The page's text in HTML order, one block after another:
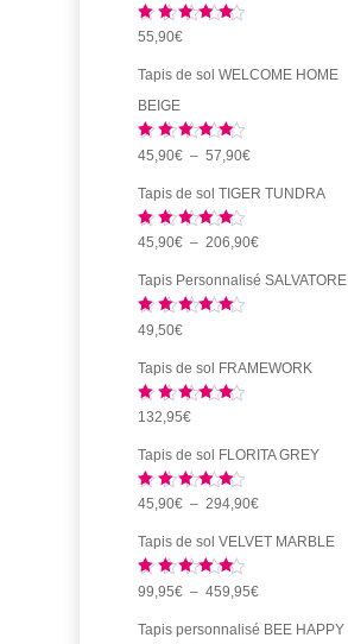
Note
sur 5
55,90€
Tapis de sol WELCOME HOME
BEIGE
Note 5.00
sur 5
45,90€ – 57,90€Plage
de
45,90€
à
Tapis de sol TIGER TUNDRA
Note 5.00
sur 5
45,90€ – 206,90€Plage
de
à
Tapis Personnalisé SALVATORE
Note
sur 5
49,50€
Tapis de sol FRAMEWORK
Note
sur 5
132,95€
Tapis de sol FLORITA GREY
Note 5.00
sur 5
45,90€ – 294,90€Plage
de
45,90€
à
Tapis de sol VELVET MARBLE
Note 5.00
sur 5
99,95€ – 459,95€Plage
de
Tapis personnalisé BEE HAPPY